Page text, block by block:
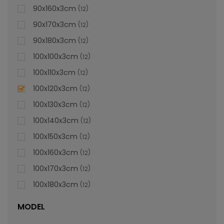
996,47
90x160x3cm 12
90x170x3cm 12
90x180x3cm 12
100x100x3cm 12
100x110x3cm 12
100x120x3cm 12
100x130x3cm 12
100x140x3cm 12
100x150x3cm 12
100x160x3cm 12
100x170x3cm 12
100x180x3cm 12
MODEL